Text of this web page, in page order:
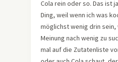
Cola rein oder so. Das ist
Ding, weil wenn ich was
möglichst wenig drin sein,
Meinung nach wenig zu
mal auf die Zutatenliste